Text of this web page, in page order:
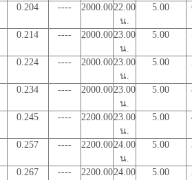
0.204 ---- 2000.0022.00
น.
5.00
0.214 ---- 2000.0023.00
น.
5.00
0.224 ---- 2000.0023.00
น.
5.00
0.234 ---- 2000.0023.00
น.
5.00
0.245 ---- 2200.0023.00
น.
5.00
0.257 ---- 2200.0024.00
น.
5.00
0.267 ---- 2200.0024.00
5.00